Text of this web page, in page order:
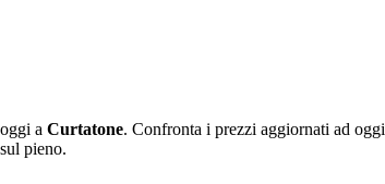
oggi a Curtatone. Confronta i prezzi aggiornati ad oggi
pieno.